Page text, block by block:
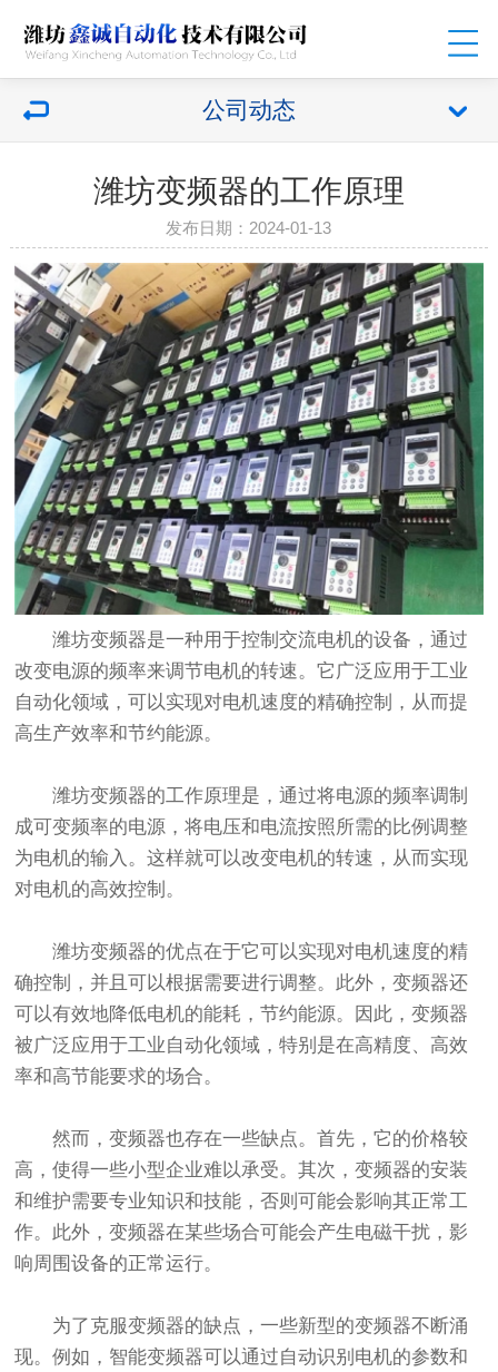
公司动态
潍坊变频器的工作原理
发布日期：2024-01-13
潍坊变频器是一种用于控制交流电机的设备，通过
改变电源的频率来调节电机的转速。它广泛应用于工业
自动化领域，可以实现对电机速度的精确控制，从而提
高生产效率和节约能源。
潍坊变频器的工作原理是，通过将电源的频率调制
成可变频率的电源，将电压和电流按照所需的比例调整
为电机的输入。这样就可以改变电机的转速，从而实现
对电机的高效控制。
潍坊变频器的优点在于它可以实现对电机速度的精
确控制，并且可以根据需要进行调整。此外，变频器还
可以有效地降低电机的能耗，节约能源。因此，变频器
被广泛应用于工业自动化领域，特别是在高精度、高效
率和高节能要求的场合。
然而，变频器也存在一些缺点。首先，它的价格较
高，使得一些小型企业难以承受。其次，变频器的安装
和维护需要专业知识和技能，否则可能会影响其正常工
作。此外，变频器在某些场合可能会产生电磁干扰，影
响周围设备的正常运行。
为了克服变频器的缺点，一些新型的变频器不断涌
现。例如，智能变频器可以通过自动识别电机的参数和